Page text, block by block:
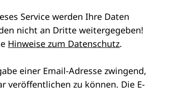
Service werden Ihre Daten
nicht an Dritte weitergegeben!
Hinweise zum Datenschutz.
einer Email-Adresse zwingend,
veröffentlichen zu können. Die E-